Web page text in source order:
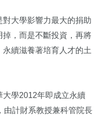
大學影響力最大的捐助
，而是不斷投資，再將
續滋養著培育人才的土
學2012年即成立永續
由計財系教授兼科管院長